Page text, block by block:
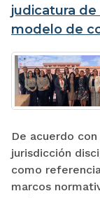
judicatura de
modelo de
De acuerdo
jurisdicción
como
marcos